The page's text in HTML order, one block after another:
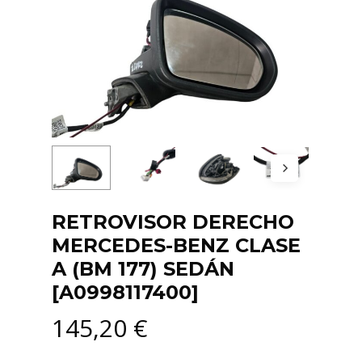
RETROVISOR DERECHO
MERCEDES-BENZ CLASE
A (BM 177) SEDÁN
[A0998117400]
145,20 €